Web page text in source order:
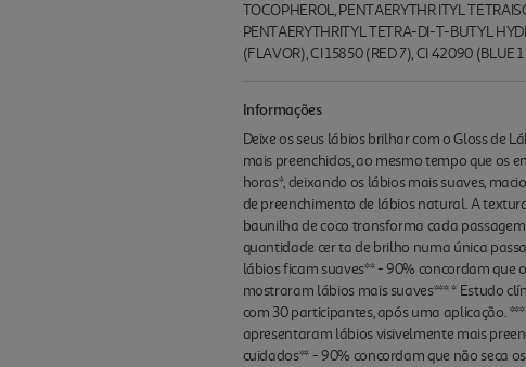
TOCOPHEROL, PENTAERYTHR ITYL
PENTAERYTHRITYL TETRA-DI-T-BUTYL
(FLAVOR), CI 15850 (RED 7), CI 42090 (BLUE
Informações
Deixe os seus lábios brilhar com o Gloss de
mais preenchidos, ao mesmo tempo que os
horas*, deixando os lábios mais suaves,
de preenchimento de lábios natural. A
baunilha de coco transforma cada
quantidade cer ta de brilho numa única
lábios ficam suaves** - 90% concordam que
mostraram lábios mais suaves*** * Estudo
com 30 participantes, após uma aplicação.
apresentaram lábios visivelmente mais
cuidados** - 90% concordam que não seca